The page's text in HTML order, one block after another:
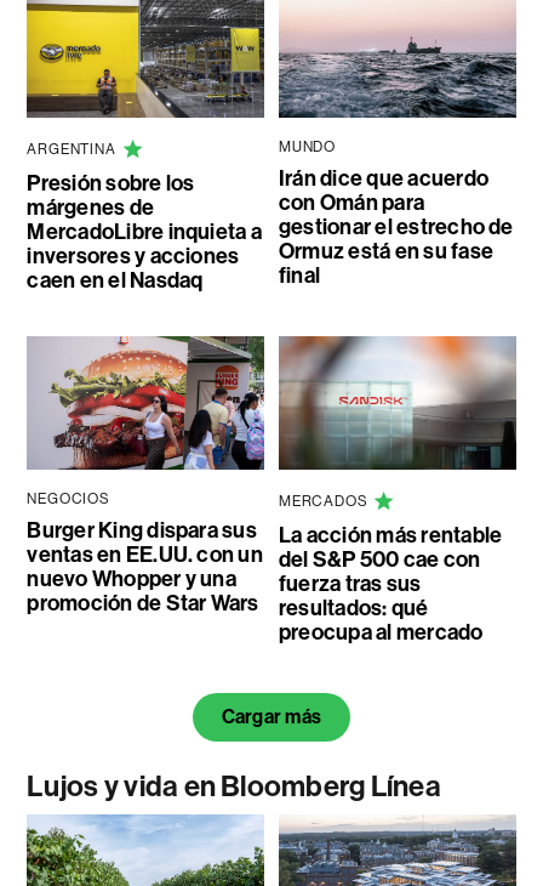
ARGENTINA
Presión sobre los
márgenes de
MercadoLibre inquieta a
inversores y acciones
caen en el Nasdaq
MUNDO
Irán dice que acuerdo
con Omán para
gestionar el estrecho de
Ormuz está en su fase
final
NEGOCIOS
Burger King dispara sus
ventas en EE.UU. con un
nuevo Whopper y una
promoción de Star Wars
MERCADOS
La acción más rentable
del S&P 500 cae con
fuerza tras sus
resultados: qué
preocupa al mercado
Cargar más
Lujos y vida en Bloomberg Línea